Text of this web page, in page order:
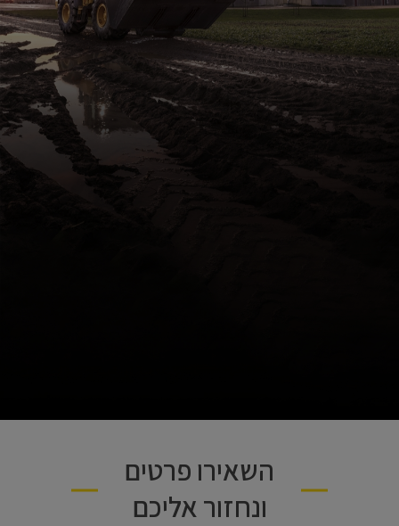
השאירו פרטים
ונחזור אליכם